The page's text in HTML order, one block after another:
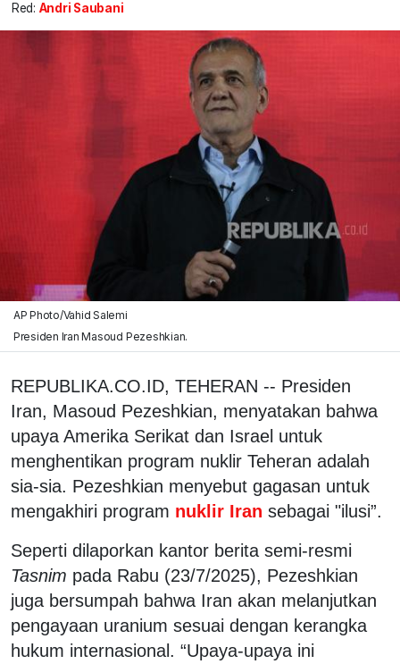
Red: Andri Saubani
AP Photo/Vahid Salemi
Presiden Iran Masoud Pezeshkian.
REPUBLIKA.CO.ID, TEHERAN -- Presiden
Iran, Masoud Pezeshkian, menyatakan bahwa
upaya Amerika Serikat dan Israel untuk
menghentikan program nuklir Teheran adalah
sia-sia. Pezeshkian menyebut gagasan untuk
mengakhiri program nuklir Iran sebagai "ilusi”.
Seperti dilaporkan kantor berita semi-resmi
Tasnim pada Rabu (23/7/2025), Pezeshkian
juga bersumpah bahwa Iran akan melanjutkan
pengayaan uranium sesuai dengan kerangka
hukum internasional. “Upaya-upaya ini